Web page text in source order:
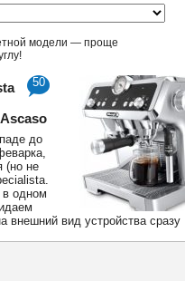
модели — проще
50
до
(но не
в одном
вид устройства сразу